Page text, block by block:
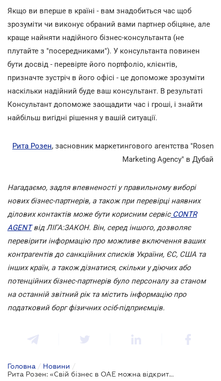
Якщо ви вперше в країні - вам знадобиться час щоб
зрозуміти чи виконує обраний вами партнер обіцяне, але
краще найняти надійного бізнес-консультанта (не
плутайте з "посередниками"). У консультанта повинен
бути досвід - перевірте його портфоліо, клієнтів,
призначте зустріч в його офісі - це допоможе зрозуміти
наскільки надійний буде ваш консультант. В результаті
Консультант допоможе заощадити час і гроші, і знайти
найбільш вигідні рішення у вашій ситуації.
Рита Розен, засновник маркетингового агентства "Rosen
Marketing Agency" в Дубай
Нагадаємо, задля впевненості у правильному виборі
нових бізнес-партнерів, а також при перевірці наявних
ділових контактів може бути корисним сервісCONTR
AGENTвід ЛІГА:ЗАКОН. Він, серед іншого, дозволяє
перевірити інформацію про можливе включення ваших
контрагентів до санкційних списків України, ЄС, США та
інших країн, а також дізнатися, скільки у діючих або
потенційних бізнес-партнерів було персоналу за станом
на останній звітний рік та містить інформацію про
податковий борг фізичних осіб-підприємців.
Головна / Новини /
Рита Розен: «Свій бізнес в ОАЕ можна відкрити протягом години»